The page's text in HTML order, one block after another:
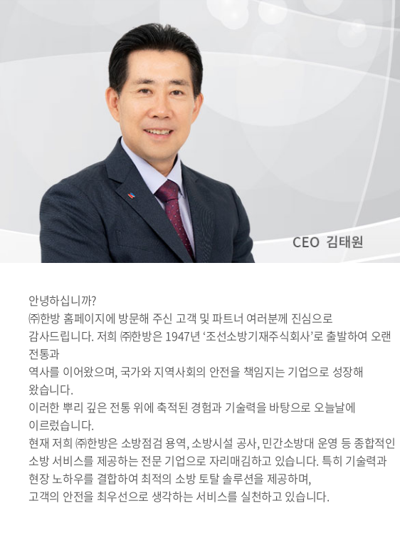
안녕하십니까?
㈜한방 홈페이지에 방문해 주신 고객 및 파트너 여러분께 진심으로
감사드립니다. 저희 ㈜한방은 1947년 ‘조선소방기재주식회사’로 출발하여 오랜
전통과
역사를 이어왔으며, 국가와 지역사회의 안전을 책임지는 기업으로 성장해
왔습니다.
이러한 뿌리 깊은 전통 위에 축적된 경험과 기술력을 바탕으로 오늘날에
이르렀습니다.
현재 저희 ㈜한방은 소방점검 용역, 소방시설 공사, 민간소방대 운영 등 종합적인
소방 서비스를 제공하는 전문 기업으로 자리매김하고 있습니다. 특히 기술력과
현장 노하우를 결합하여 최적의 소방 토탈 솔루션을 제공하며,
고객의 안전을 최우선으로 생각하는 서비스를 실천하고 있습니다.